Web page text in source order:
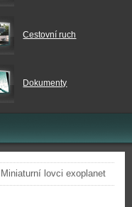
Cestovní ruch
Dokumenty
Miniaturní lovci exoplanet